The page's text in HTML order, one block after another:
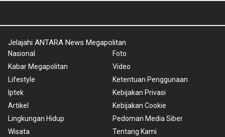
Jelajahi ANTARA News Megapolitan
Nasional
Kabar Megapolitan
Lifestyle
Iptek
Artikel
Lingkungan Hidup
Wisata
Foto
Video
Ketentuan Penggunaan
Kebijakan Privasi
Kebijakan Cookie
Pedoman Media Siber
Tentang Kami